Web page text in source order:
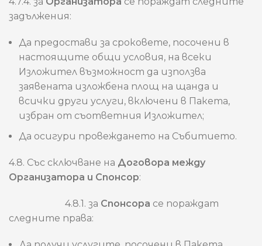
задължения:
Да предостави за сроковете, посочени в
настоящите общи условия, на всеки
Изложител възможност да използва
заявената изложбена площ на щанда и
всички други услуги, включени в Пакета,
избран от съответния Изложител;
Да осигури провеждането на Събитието.
4.8. Със сключване на Договора между
Организатора и Спонсор:
4.8.1. за Спонсора се пораждат
следните права: